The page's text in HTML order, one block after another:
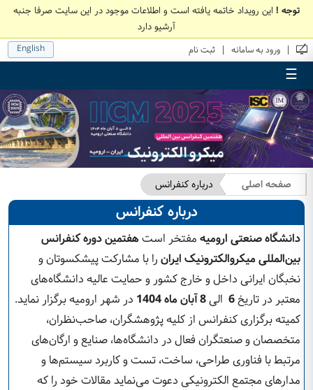
توجه ! این رویداد خاتمه یافته است و اطلاعات موجود در این سایت صرفا جنبه
آرشیو دارد
| ورود به سامانه | ثبت نام English
☰
صفحه اصلی درباره کنفرانس
درباره کنفرانس
دانشگاهصنعتی ارومیه مفتخر استهفتمیندوره کنفرانس
بین‌المللی میکروالکترونیک ایران را با مشارکت پیشکسوتان و
نخبگان ایرانی داخل و خارج کشور و حمایت عالیه دانشگاه‌های
معتبر در تاریخ6 الی8آبان ماه1404 در شهر ارومیه برگزار نماید.
کمیته برگزاری کنفرانس از کلیه پژوهشگران، صاحب‌نظران،
متخصصان و صنعتگران فعال در دانشگاه‌ها، صنایع و ارگان‌های
مرتبط با فناوری طراحی، ساخت، تست و کاربرد سیستم‌ها و
مدارهای مجتمع الکترونیکی دعوت می‌نماید مقالات خود را که